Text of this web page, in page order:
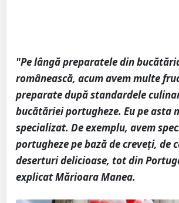
"Pe lângă preparatele din
românească, acum avem multe
preparate după standardele
bucătăriei portugheze. Eu pe asta
specializat. De exemplu, avem
portugheze pe bază de creveți, de
deserturi delicioase, tot din
explicat Mărioara Manea.